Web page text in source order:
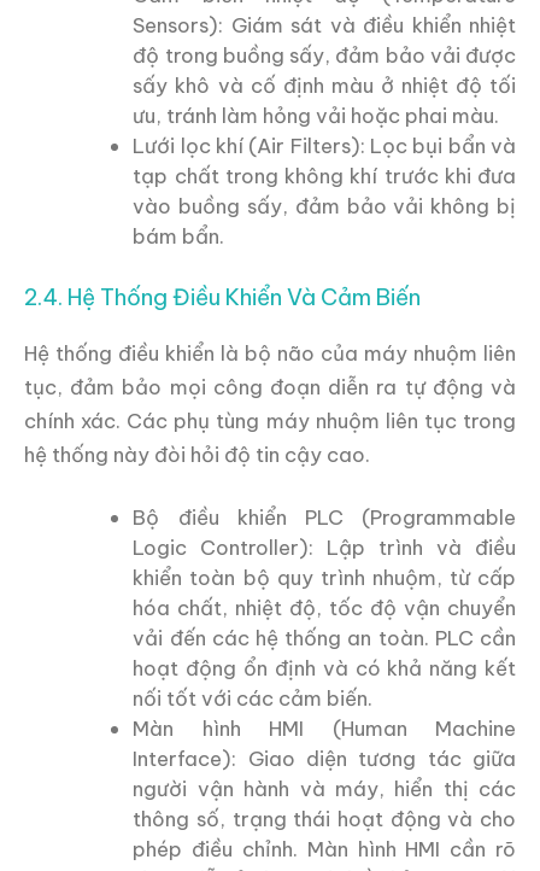
Sensors): Giám sát và điều khiển nhiệt
độ trong buồng sấy, đảm bảo vải được
sấy khô và cố định màu ở nhiệt độ tối
ưu, tránh làm hỏng vải hoặc phai màu.
Lưới lọc khí (Air Filters): Lọc bụi bẩn và
tạp chất trong không khí trước khi đưa
vào buồng sấy, đảm bảo vải không bị
bám bẩn.
2.4. Hệ Thống Điều Khiển Và Cảm Biến
Hệ thống điều khiển là bộ não của máy nhuộm liên
tục, đảm bảo mọi công đoạn diễn ra tự động và
chính xác. Các phụ tùng máy nhuộm liên tục trong
hệ thống này đòi hỏi độ tin cậy cao.
Bộ điều khiển PLC (Programmable
Logic Controller): Lập trình và điều
khiển toàn bộ quy trình nhuộm, từ cấp
hóa chất, nhiệt độ, tốc độ vận chuyển
vải đến các hệ thống an toàn. PLC cần
hoạt động ổn định và có khả năng kết
nối tốt với các cảm biến.
Màn hình HMI (Human Machine
Interface): Giao diện tương tác giữa
người vận hành và máy, hiển thị các
thông số, trạng thái hoạt động và cho
phép điều chỉnh. Màn hình HMI cần rõ